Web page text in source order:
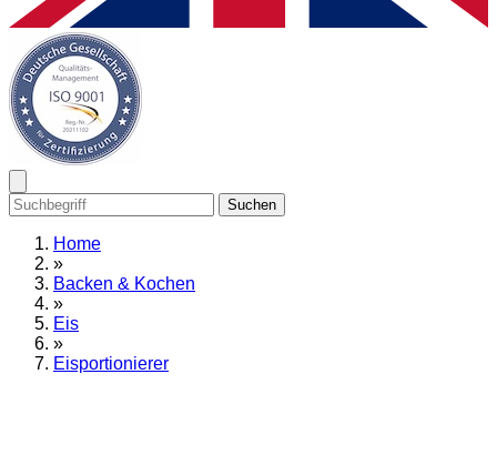
Suchen
Home
»
Backen & Kochen
»
Eis
»
Eisportionierer